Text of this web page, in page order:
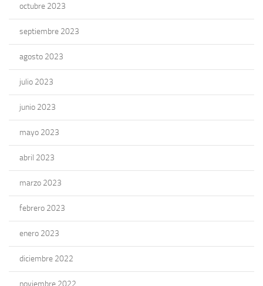
octubre 2023
septiembre 2023
agosto 2023
julio 2023
junio 2023
mayo 2023
abril 2023
marzo 2023
febrero 2023
enero 2023
diciembre 2022
noviembre 2022